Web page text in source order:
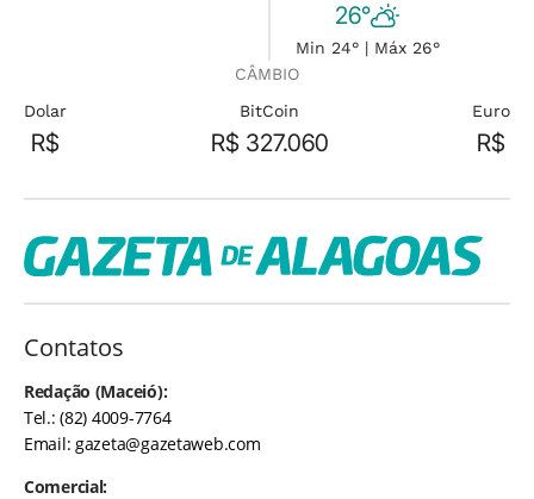
26°
Min 24° | Máx 26°
CÂMBIO
Dolar
R$
BitCoin
R$ 327.060
Euro
R$
Contatos
Redação (Maceió):
Tel.: (82) 4009-7764
Email:gazeta@gazetaweb.com
Comercial: